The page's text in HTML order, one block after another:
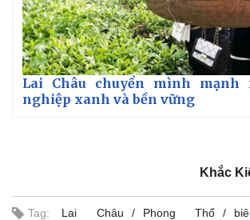
Lai Châu chuyển mình mạnh
nghiệp xanh và bền vững
Khắc
Tag: Lai Châu Phong Thổ